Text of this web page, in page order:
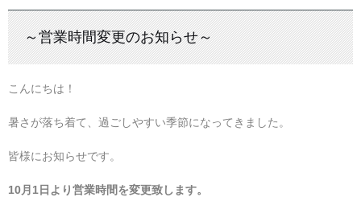
～営業時間変更のお知らせ～
こんにちは！
暑さが落ち着て、過ごしやすい季節になってきました。
皆様にお知らせです。
10月1日より営業時間を変更致します。